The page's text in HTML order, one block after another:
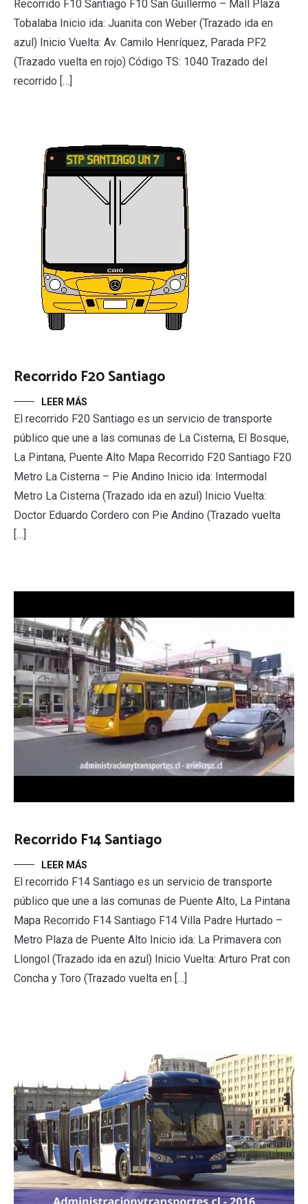
Recorrido F10 Santiago F10 San Guillermo – Mall Plaza
Tobalaba Inicio ida: Juanita con Weber (Trazado ida en
azul) Inicio Vuelta: Av. Camilo Henríquez, Parada PF2
(Trazado vuelta en rojo) Código TS: 1040 Trazado del
recorrido […]
Recorrido F20 Santiago
LEER MÁS
El recorrido F20 Santiago es un servicio de transporte
público que une a las comunas de La Cisterna, El Bosque,
La Pintana, Puente Alto Mapa Recorrido F20 Santiago F20
Metro La Cisterna – Pie Andino Inicio ida: Intermodal
Metro La Cisterna (Trazado ida en azul) Inicio Vuelta:
Doctor Eduardo Cordero con Pie Andino (Trazado vuelta
[…]
Recorrido F14 Santiago
LEER MÁS
El recorrido F14 Santiago es un servicio de transporte
público que une a las comunas de Puente Alto, La Pintana
Mapa Recorrido F14 Santiago F14 Villa Padre Hurtado –
Metro Plaza de Puente Alto Inicio ida: La Primavera con
Llongol (Trazado ida en azul) Inicio Vuelta: Arturo Prat con
Concha y Toro (Trazado vuelta en […]